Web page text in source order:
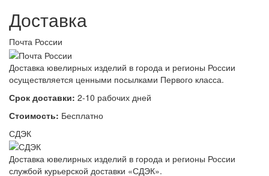
Доставка
Почта России
Доставка ювелирных изделий в города и регионы России
осуществляется ценными посылками Первого класса.
Срок доставки: 2-10 рабочих дней
Стоимость: Бесплатно
СДЭК
Доставка ювелирных изделий в города и регионы России
службой курьерской доставки «СДЭК».